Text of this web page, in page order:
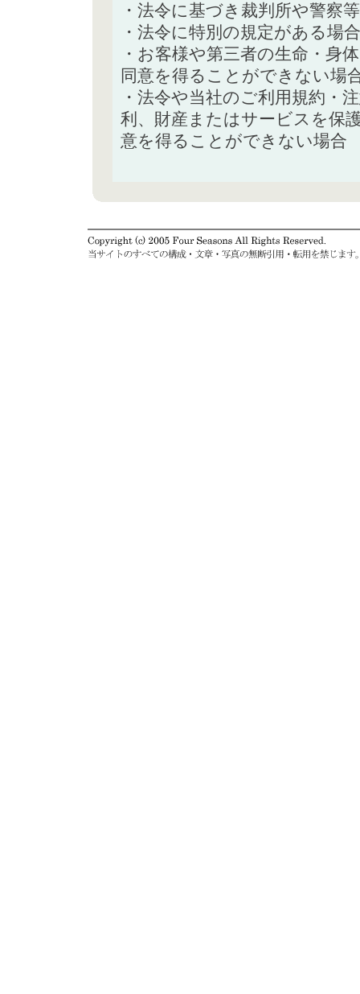
・法令に基づき裁判所や警察
・法令に特別の規定がある場合
・お客様や第三者の生命・身
同意を得ることができない場
・法令や当社のご利用規約・
利、財産またはサービスを保
意を得ることができない場合